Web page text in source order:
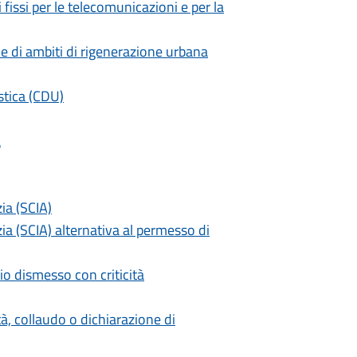
per le telecomunicazioni e per la
di ambiti di rigenerazione urbana
(CDU)
(SCIA)
(SCIA) alternativa al permesso di
dismesso con criticità
collaudo o dichiarazione di